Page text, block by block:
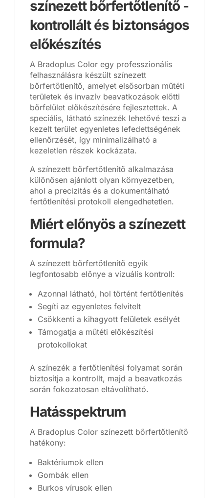
színezett bőrfertőtlenítő -
kontrollált és biztonságos
előkészítés
A Bradoplus Color egy professzionális
felhasználásra készült színezett
bőrfertőtlenítő, amelyet elsősorban műtéti
területek és invazív beavatkozások előtti
bőrfelület előkészítésére fejlesztettek. A
speciális, látható színezék lehetővé teszi a
kezelt terület egyenletes lefedettségének
ellenőrzését, így minimalizálható a
kezeletlen részek kockázata.
A színezett bőrfertőtlenítő alkalmazása
különösen ajánlott olyan környezetben,
ahol a precizitás és a dokumentálható
fertőtlenítési protokoll elengedhetetlen.
Miért előnyös a színezett
formula?
A színezett bőrfertőtlenítő egyik
legfontosabb előnye a vizuális kontroll:
Azonnal látható, hol történt fertőtlenítés
Segíti az egyenletes felvitelt
Csökkenti a kihagyott felületek esélyét
Támogatja a műtéti előkészítési
protokollokat
A színezék a fertőtlenítési folyamat során
biztosítja a kontrollt, majd a beavatkozás
során fokozatosan eltávolítható.
Hatásspektrum
A Bradoplus Color színezett bőrfertőtlenítő
hatékony:
Baktériumok ellen
Gombák ellen
Burkos vírusok ellen